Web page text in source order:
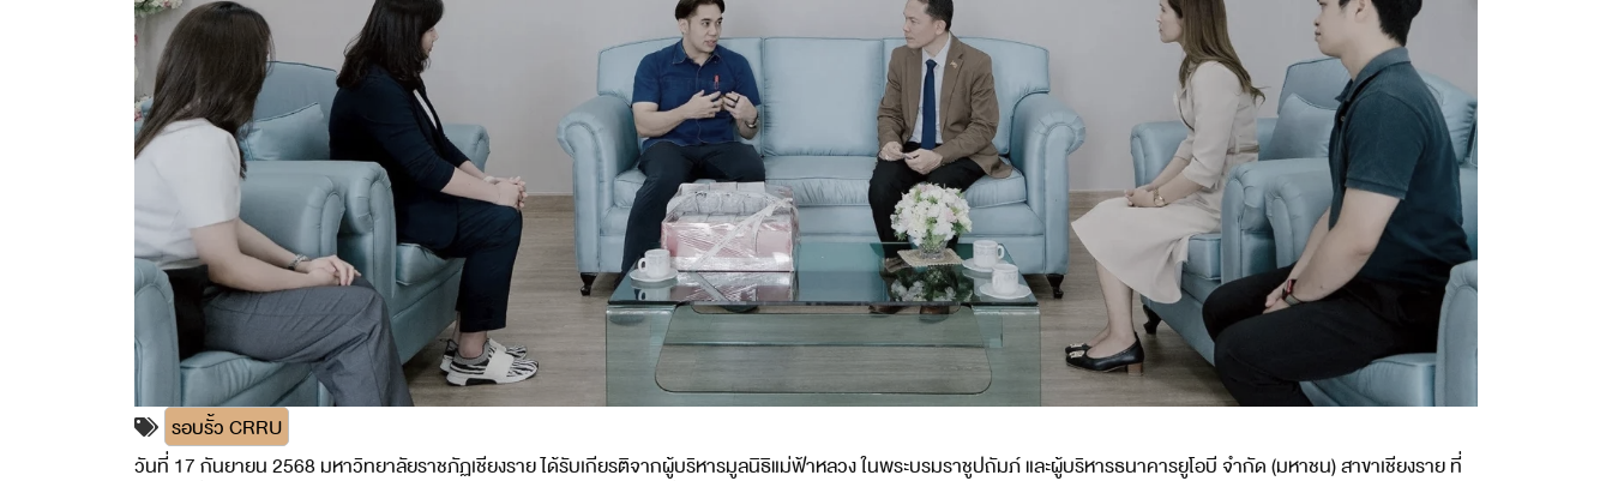
รอบรั้ว CRRU
วันที่ 17 กันยายน 2568 มหาวิทยาลัยราชภัฏเชียงราย ได้รับเกียรติจากผู้บริหารมูลนิธิแม่ฟ้าหลวง ในพระบรมราชูปถัมภ์ และผู้บริหารธนาคารยูโอบี จำกัด (มหาชน) สาขาเชียงราย ที่